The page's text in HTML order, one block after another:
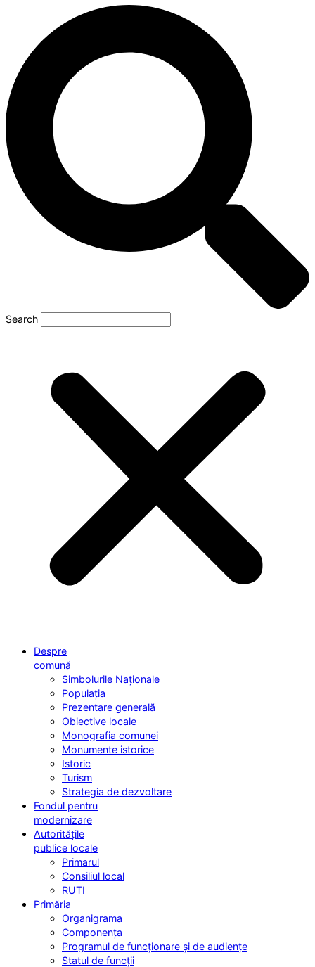
Search
Despre
comună
Simbolurile Naționale
Populația
Prezentare generală
Obiective locale
Monografia comunei
Monumente istorice
Istoric
Turism
Strategia de dezvoltare
Fondul pentru
modernizare
Autoritățile
publice locale
Primarul
Consiliul local
RUTI
Primăria
Organigrama
Componența
Programul de funcționare și de audiențe
Statul de funcții